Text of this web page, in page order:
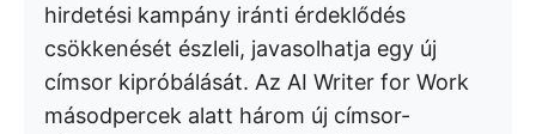
hirdetési kampány iránti érdeklődés
csökkenését észleli, javasolhatja egy új
címsor kipróbálását. Az AI Writer for Work
másodpercek alatt három új címsor-